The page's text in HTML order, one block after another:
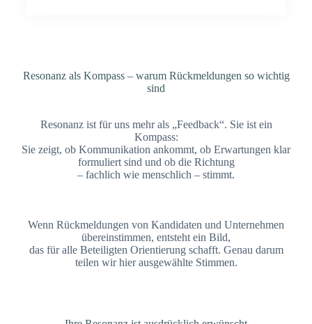
Resonanz als Kompass – warum Rückmeldungen so wichtig
sind
Resonanz ist für uns mehr als „Feedback“. Sie ist ein
Kompass:
Sie zeigt, ob Kommunikation ankommt, ob Erwartungen klar
formuliert sind und ob die Richtung
– fachlich wie menschlich – stimmt.
Wenn Rückmeldungen von Kandidaten und Unternehmen
übereinstimmen, entsteht ein Bild,
das für alle Beteiligten Orientierung schafft. Genau darum
teilen wir hier ausgewählte Stimmen.